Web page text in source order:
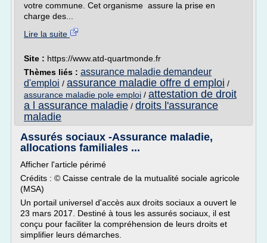
votre commune. Cet organisme assure la prise en
charge des...
Lire la suite
Site : https://www.atd-quartmonde.fr
Thèmes liés : assurance maladie demandeur
d'emploi / assurance maladie offre d emploi /
assurance maladie pole emploi / attestation de droit
a l assurance maladie / droits l'assurance
maladie
Assurés sociaux -Assurance maladie,
allocations familiales ...
Afficher l'article périmé
Crédits : © Caisse centrale de la mutualité sociale agricole
(MSA)
Un portail universel d'accès aux droits sociaux a ouvert le
23 mars 2017. Destiné à tous les assurés sociaux, il est
conçu pour faciliter la compréhension de leurs droits et
simplifier leurs démarches.